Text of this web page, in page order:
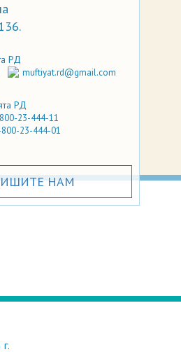
РД
muftiyat.rd@gmail.com
РД
23-444-11
23-444-01
НАМ